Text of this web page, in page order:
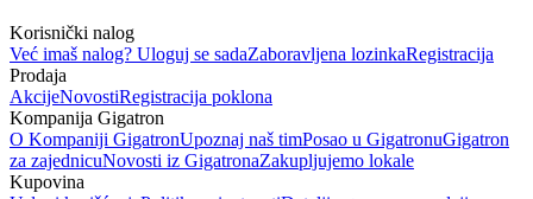
Korisnički nalog
Već imaš nalog? Uloguj se sadaZaboravljena lozinkaRegistracija
Prodaja
AkcijeNovostiRegistracija poklona
Kompanija Gigatron
O Kompaniji GigatronUpoznaj naš timPosao u GigatronuGigatron
za zajednicuNovosti iz GigatronaZakupljujemo lokale
Kupovina